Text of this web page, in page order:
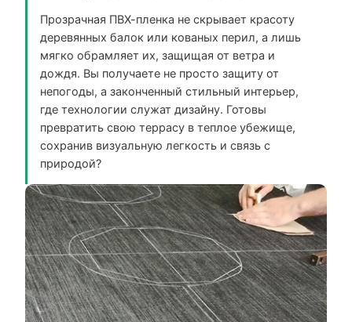
Прозрачная ПВХ-пленка не скрывает красоту
деревянных балок или кованых перил, а лишь
мягко обрамляет их, защищая от ветра и
дождя. Вы получаете не просто защиту от
непогоды, а законченный стильный интерьер,
где технологии служат дизайну. Готовы
превратить свою террасу в теплое убежище,
сохранив визуальную легкость и связь с
природой?